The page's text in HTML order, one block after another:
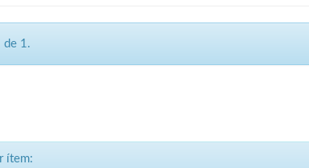
de 1.
ítem: